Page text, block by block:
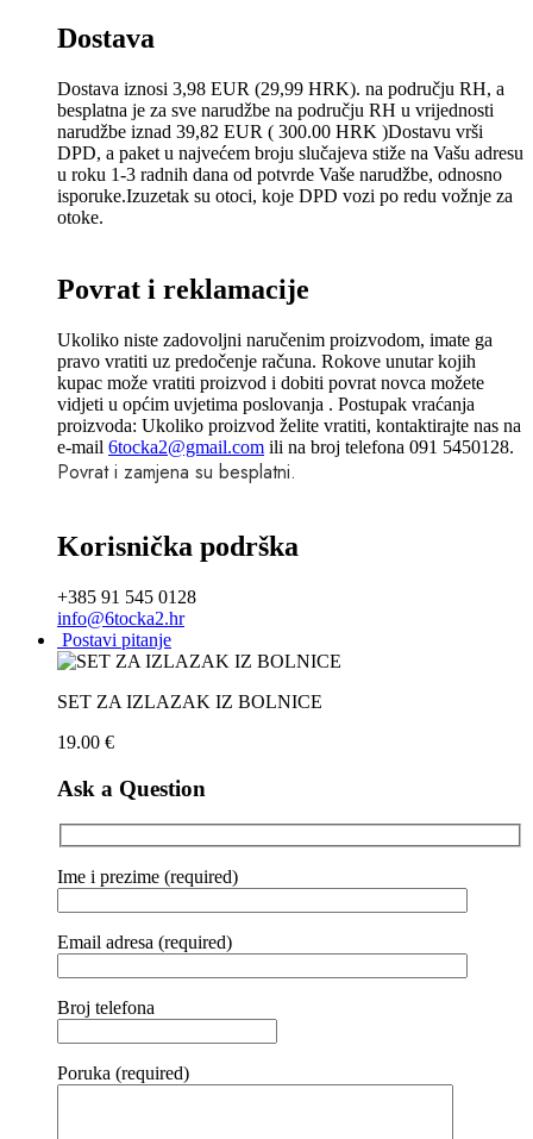
Dostava
Dostava iznosi 3,98 EUR (29,99 HRK). na području RH, a
besplatna je za sve narudžbe na području RH u vrijednosti
narudžbe iznad 39,82 EUR ( 300.00 HRK )Dostavu vrši
DPD, a paket u najvećem broju slučajeva stiže na Vašu adresu
u roku 1-3 radnih dana od potvrde Vaše narudžbe, odnosno
isporuke.Izuzetak su otoci, koje DPD vozi po redu vožnje za
otoke.
Povrat i reklamacije
Ukoliko niste zadovoljni naručenim proizvodom, imate ga
pravo vratiti uz predočenje računa. Rokove unutar kojih
kupac može vratiti proizvod i dobiti povrat novca možete
vidjeti u općim uvjetima poslovanja . Postupak vraćanja
proizvoda: Ukoliko proizvod želite vratiti, kontaktirajte nas na
e-mail 6tocka2@gmail.com ili na broj telefona 091 5450128.
Povrat i zamjena su besplatni.
Korisnička podrška
+385 91 545 0128
info@6tocka2.hr
Postavi pitanje
SET ZA IZLAZAK IZ BOLNICE
19.00 €
Ask a Question
Ime i prezime (required)
Email adresa (required)
Broj telefona
Poruka (required)